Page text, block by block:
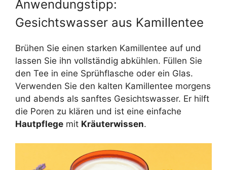
Anwendungstipp:
Gesichtswasser aus Kamillentee
Brühen Sie einen starken Kamillentee auf und
lassen Sie ihn vollständig abkühlen. Füllen Sie
den Tee in eine Sprühflasche oder ein Glas.
Verwenden Sie den kalten Kamillentee morgens
und abends als sanftes Gesichtswasser. Er hilft
die Poren zu klären und ist eine einfache
Hautpflege mit Kräuterwissen.